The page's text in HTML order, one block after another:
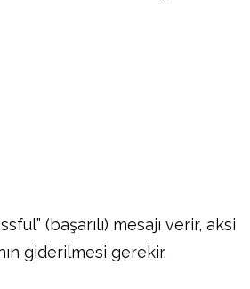
(başarılı) mesajı verir, aksi
giderilmesi gerekir.